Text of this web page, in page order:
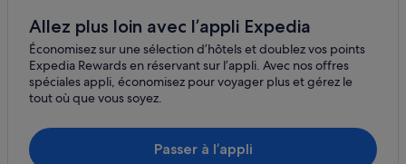
Ile de Pâques : hôtels Hôtels historiques
Ile de Pâques : hôtels Hôtels familiaux
Ile de Pâques : hôtels Hôtels d’aventure
Ile de Pâques : hôtels Hôtels tout compris
Ile de Pâques : hôtels Hôtels pas chers
Ile de Pâques : Lodges
Allez plus loin avec l’appli Expedia
Économisez sur une sélection d’hôtels et doublez vos points
Expedia Rewards en réservant sur l’appli. Avec nos offres
spéciales appli, économisez pour voyager plus et gérez le
tout où que vous soyez.
Passer à l’appli